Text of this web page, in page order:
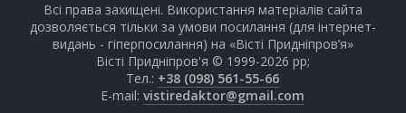
Всі права захищені. Використання матеріалів сайта
дозволяється тільки за умови посилання (для інтернет-
видань - гіперпосилання) на «Вісті Придніпров’я»
Вісті Придніпров'я © 1999-2026 рр;
Тел.: +38 (098) 561-55-66
E-mail: vistiredaktor@gmail.com